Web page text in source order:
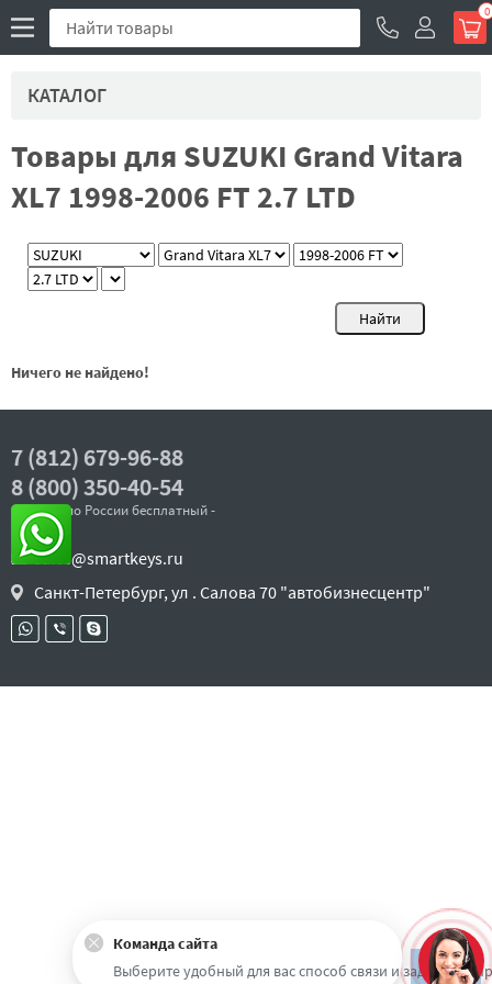
0
КАТАЛОГ
Товары для SUZUKI Grand Vitara
XL7 1998-2006 FT 2.7 LTD
Ничего не найдено!
7 (812) 679-96-88
8 (800) 350-40-54
- звонок по России бесплатный -
sales@smartkeys.ru
Санкт-Петербург, ул . Салова 70 "автобизнесцентр"
Наверх
Команда сайта
Выберите удобный для вас способ связи и задайте